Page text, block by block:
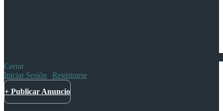
Cerrar
Iniciar Sesión
Registrarse
+ Publicar Anuncio